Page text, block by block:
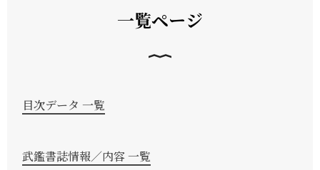
一覧ページ
目次データ 一覧
武鑑書誌情報／内容 一覧